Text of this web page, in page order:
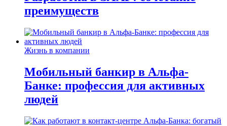
преимуществ
Жизнь в компании
Мобильный банкир в Альфа-
Банке: профессия для активных
людей